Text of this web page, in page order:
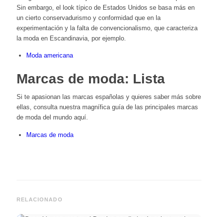
Sin embargo, el look típico de Estados Unidos se basa más en
un cierto conservadurismo y conformidad que en la
experimentación y la falta de convencionalismo, que caracteriza
la moda en Escandinavia, por ejemplo.
Moda americana
Marcas de moda: Lista
Si te apasionan las marcas españolas y quieres saber más sobre
ellas, consulta nuestra magnífica guía de las principales marcas
de moda del mundo aquí.
Marcas de moda
RELACIONADO